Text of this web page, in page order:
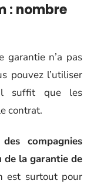
: nombre
garantie n’a pas
pouvez l’utiliser
suffit que les
contrat.
compagnies
la garantie de
est surtout pour